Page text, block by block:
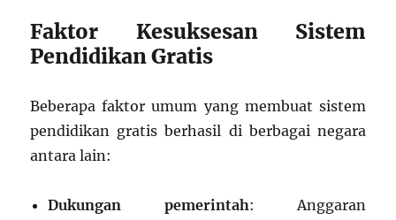
Faktor Kesuksesan Sistem
Pendidikan Gratis
Beberapa faktor umum yang membuat sistem
pendidikan gratis berhasil di berbagai negara
antara lain:
Dukungan pemerintah: Anggaran